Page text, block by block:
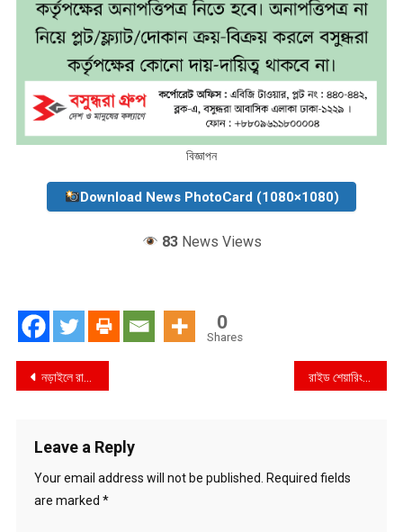
বিজ্ঞাপন
Download News PhotoCard (1080×1080)
83News Views
0
Shares
Post
নড়াইলে রামকৃষ্ণ মিশন চিকিৎসা সেবাকেন্দ্রের শুভ উদ্বোধন করলেন,প্রতিমন্ত্রী স্বপন ভট্টাচাৰ্য,এমপি রাইড শেয়ারিং করতে গিয়ে জোভানের তিন প্রেম!
Leave a Reply
Your email address will not be published. Required fields
are marked *